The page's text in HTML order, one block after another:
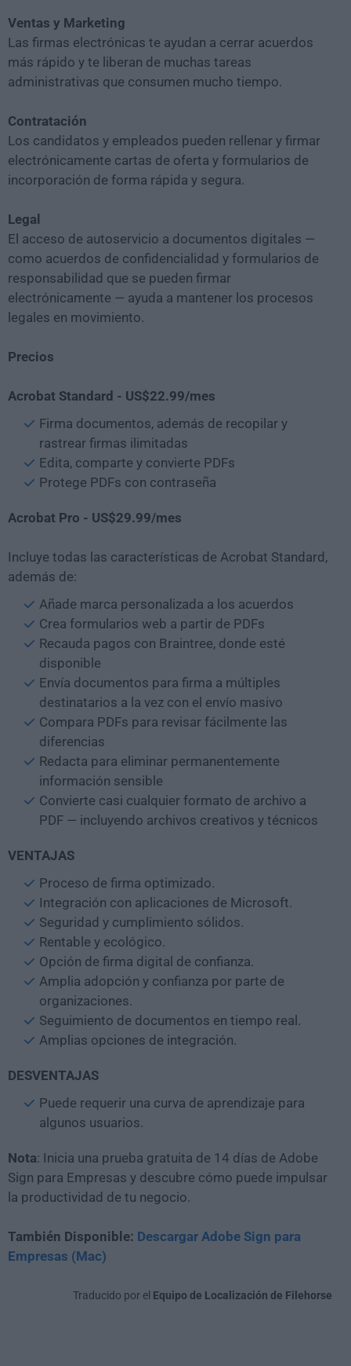
Ventas y Marketing
Las firmas electrónicas te ayudan a cerrar acuerdos
más rápido y te liberan de muchas tareas
administrativas que consumen mucho tiempo.
Contratación
Los candidatos y empleados pueden rellenar y firmar
electrónicamente cartas de oferta y formularios de
incorporación de forma rápida y segura.
Legal
El acceso de autoservicio a documentos digitales —
como acuerdos de confidencialidad y formularios de
responsabilidad que se pueden firmar
electrónicamente — ayuda a mantener los procesos
legales en movimiento.
Precios
Acrobat Standard - US$22.99/mes
Firma documentos, además de recopilar y
rastrear firmas ilimitadas
Edita, comparte y convierte PDFs
Protege PDFs con contraseña
Acrobat Pro - US$29.99/mes
Incluye todas las características de Acrobat Standard,
además de:
Añade marca personalizada a los acuerdos
Crea formularios web a partir de PDFs
Recauda pagos con Braintree, donde esté
disponible
Envía documentos para firma a múltiples
destinatarios a la vez con el envío masivo
Compara PDFs para revisar fácilmente las
diferencias
Redacta para eliminar permanentemente
información sensible
Convierte casi cualquier formato de archivo a
PDF — incluyendo archivos creativos y técnicos
VENTAJAS
Proceso de firma optimizado.
Integración con aplicaciones de Microsoft.
Seguridad y cumplimiento sólidos.
Rentable y ecológico.
Opción de firma digital de confianza.
Amplia adopción y confianza por parte de
organizaciones.
Seguimiento de documentos en tiempo real.
Amplias opciones de integración.
DESVENTAJAS
Puede requerir una curva de aprendizaje para
algunos usuarios.
Nota: Inicia una prueba gratuita de 14 días de Adobe
Sign para Empresas y descubre cómo puede impulsar
la productividad de tu negocio.
También Disponible: Descargar Adobe Sign para
Empresas (Mac)
Traducido por el Equipo de Localización de Filehorse